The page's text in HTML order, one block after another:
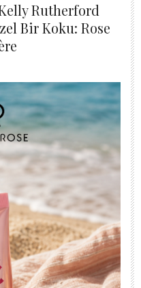
Rutherford
Bir Koku: Rose